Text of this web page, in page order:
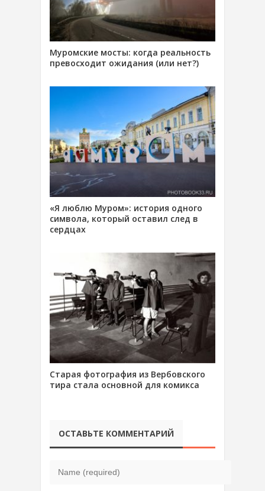
Муромские мосты: когда реальность
превосходит ожидания (или нет?)
«Я люблю Муром»: история одного
символа, который оставил след в
сердцах
Старая фотография из Вербовского
тира стала основной для комикса
ОСТАВЬТЕ КОММЕНТАРИЙ